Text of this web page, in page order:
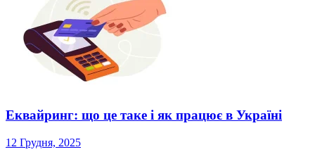
Еквайринг: що це таке і як працює в Україні
12 Грудня, 2025